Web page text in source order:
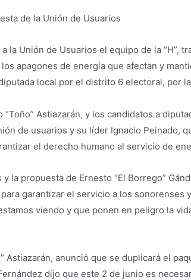
de la Unión de Usuarios
la Unión de Usuarios el equipo de la “H”,
apagones de energía que afectan y
local por el distrito 6 electoral, por
“Toño” Astiazarán, y los candidatos a
de usuarios y su líder Ignacio Peinado,
el derecho humano al servicio de
la propuesta de Ernesto “El Borrego”
garantizar el servicio a los
viendo y que ponen en peligro la
Astiazarán, anunció que se duplicará el
dijo que este 2 de junio es